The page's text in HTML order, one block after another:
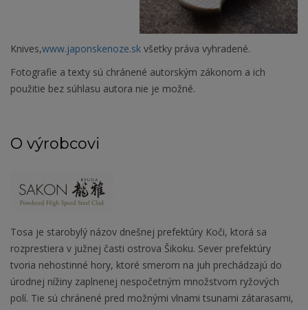
Knives,www.japonskenoze.sk všetky práva vyhradené.
Fotografie a texty sú chránené autorským zákonom a ich
použitie bez súhlasu autora nie je možné.
O výrobcovi
Tosa je starobylý názov dnešnej prefektúry Koči, ktorá sa
rozprestiera v južnej časti ostrova Šikoku. Sever prefektúry
tvoria nehostinné hory, ktoré smerom na juh prechádzajú do
úrodnej nížiny zaplnenej nespočetným množstvom ryžových
polí. Tie sú chránené pred možnými vlnami tsunami zátarasami,